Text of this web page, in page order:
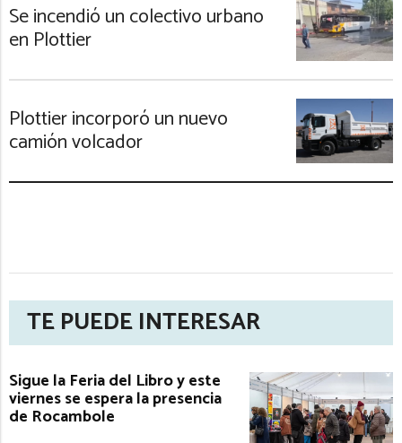
Se incendió un colectivo urbano
en Plottier
Plottier incorporó un nuevo
camión volcador
TE PUEDE INTERESAR
Sigue la Feria del Libro y este
viernes se espera la presencia
de Rocambole